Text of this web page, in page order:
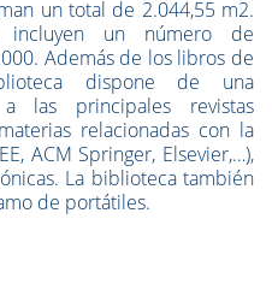
un total de 2.044,55 m2.
incluyen un número de
Además de los libros de
dispone de una
las principales revistas
relacionadas con la
ACM Springer, Elsevier,…),
La biblioteca también
de portátiles.